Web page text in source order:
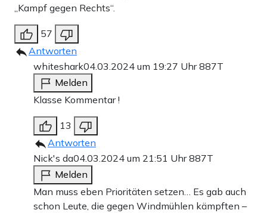
„Kampf gegen Rechts“.
57
Antworten
whiteshark04.03.2024 um 19:27 Uhr887T
Melden
Klasse Kommentar !
13
Antworten
Nick's da04.03.2024 um 21:51 Uhr887T
Melden
Man muss eben Prioritäten setzen… Es gab auch
schon Leute, die gegen Windmühlen kämpften –